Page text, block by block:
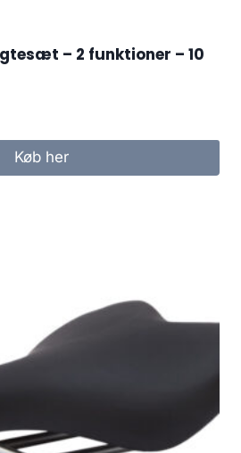
– 2 funktioner – 10
Køb her